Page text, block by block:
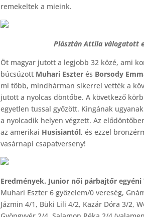
remekeltek a mieink.
Plásztán Attila válogatott
Öt magyar jutott a legjobb 32 közé, ami
búcsúzott Muhari Eszter és Borsody
mi több, mindhárman sikerrel vették a
jutott a nyolcas döntőbe. A következő
egyetlen tussal győzött. Kingának
a nyolcadik helyen végzett. Az
az amerikai Husisiantól, és ezzel
vasárnapi csapatverseny!
Eredmények. Junior női párbajtőr
Muhari Eszter 6 győzelem/0 vereség,
Jázmin 4/1, Büki Lili 4/2, Kazár Dóra 3/2,